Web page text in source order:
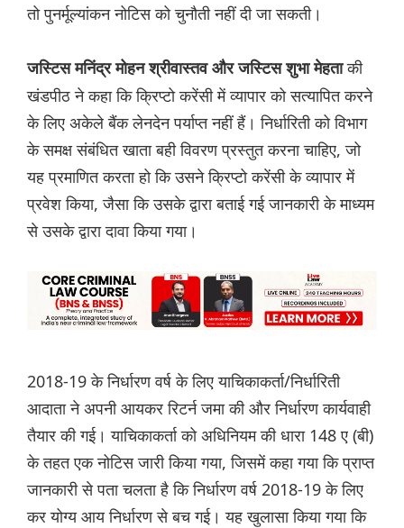
तो पुनर्मूल्यांकन नोटिस को चुनौती नहीं दी जा सकती।
जस्टिस मनिंद्र मोहन श्रीवास्तव और जस्टिस शुभा मेहताकी
खंडपीठ ने कहा कि क्रिप्टो करेंसी में व्यापार को सत्यापित करने
के लिए अकेले बैंक लेनदेन पर्याप्त नहीं हैं। निर्धारिती को विभाग
के समक्ष संबंधित खाता बही विवरण प्रस्तुत करना चाहिए, जो
यह प्रमाणित करता हो कि उसने क्रिप्टो करेंसी के व्यापार में
प्रवेश किया, जैसा कि उसके द्वारा बताई गई जानकारी के माध्यम
से उसके द्वारा दावा किया गया।
2018-19 के निर्धारण वर्ष के लिए याचिकाकर्ता/निर्धारिती
आदाता ने अपनी आयकर रिटर्न जमा की और निर्धारण कार्यवाही
तैयार की गई। याचिकाकर्ता को अधिनियम की धारा 148 ए (बी)
के तहत एक नोटिस जारी किया गया, जिसमें कहा गया कि प्राप्त
जानकारी से पता चलता है कि निर्धारण वर्ष 2018-19 के लिए
कर योग्य आय निर्धारण से बच गई। यह खुलासा किया गया कि